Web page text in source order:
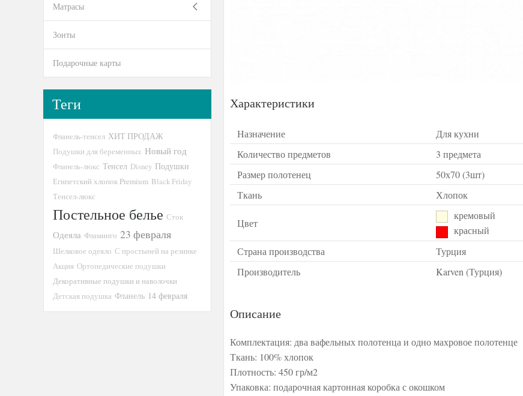
Характеристики
Назначение
Для кухни
Количество предметов
3 предмета
Размер полотенец
50х70 (3шт)
Ткань
Хлопок
Цвет
кремовый
красный
Страна производства
Турция
Производитель
Karven (Турция)
Описание
Комплектация: два вафельных полотенца и одно махровое полотенце
Ткань: 100% хлопок
Плотность: 450 гр/м2
Упаковка: подарочная картонная коробка с окошком
Матрасы
Зонты
Подарочные карты
Теги
Фланель-тенсел ХИТ ПРОДАЖ
Подушки для беременных Новый год
Фланель-люкс Тенсел Disney Подушки
Египетский хлопок Premium Black Friday
Тенсел-люкс
Постельное белье Сток
Одеяла Фламинго 23 февраля
Шелковое одеяло С простыней на резинке
Акция Ортопедические подушки
Декоративные подушки и наволочки
Детская подушка Фланель 14 февраля